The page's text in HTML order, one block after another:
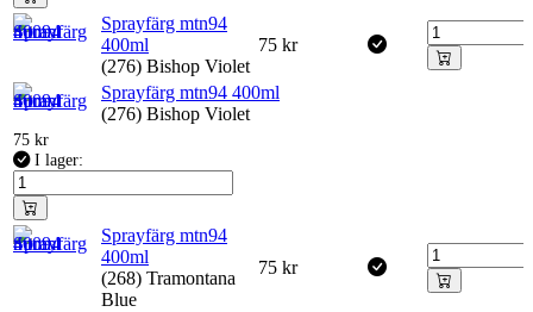
Sprayfärg mtn94
400ml
(276) Bishop Violet
75 kr
Sprayfärg mtn94 400ml
(276) Bishop Violet
75 kr
I lager:
Sprayfärg mtn94
400ml
(268) Tramontana
Blue
75 kr